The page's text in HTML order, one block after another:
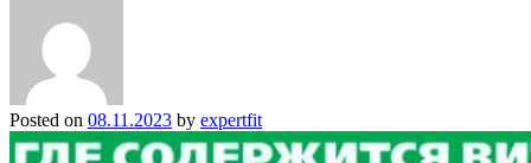
Posted on 08.11.2023 by expertfit